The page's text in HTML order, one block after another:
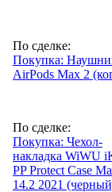
По сделке:
Покупка:
AirPods Max 2
По сделке:
Покупка: Чехол-
накладка WiWU
PP Protect Case
14.2 2021